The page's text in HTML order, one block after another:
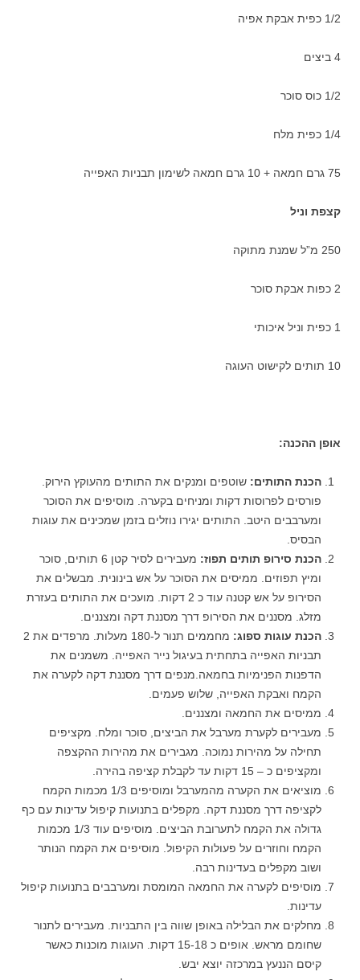
1/2 כפית אבקת אפיה
4 ביצים
1/2 כוס סוכר
1/4 כפית מלח
75 גרם חמאה + 10 גרם חמאה לשימון תבניות האפייה
קצפת וניל
250 מ”ל שמנת מתוקה
2 כפות אבקת סוכר
1 כפית וניל איכותי
10 תותים לקישוט העוגה
אופן ההכנה:
הכנת התותים: שוטפים ומנקים את התותים מהעוקץ הירוק.
פורסים לפרוסות דקות ומניחים בקערה. מוסיפים את הסוכר
ומערבבים היטב. התותים יגירו נוזלים בזמן שמכינים את עוגות
הבסיס.
הכנת סירופ תותים תפוז:
מעבירים לסיר קטן 6 תותים, סוכר
ומיץ תפוזים. ממיסים את הסוכר על אש בינונית. מבשלים את
הסירופ על אש קטנה עוד כ 2 דקות. מועכים את התותים בעזרת
מזלג. מסננים את הסירופ דרך מסננת דקה ומצננים.
הכנת עוגות ספוג:
מחממים תנור ל-180 מעלות. מרפדים את 2
תבניות האפייה בתחתית בעיגול נייר האפייה. משמנים את
הדפנות הפנימיות בחמאה.מנפים דרך מסננת דקה לקערה את
הקמח ואבקת האפייה, שלוש פעמים.
ממיסים את החמאה ומצננים.
מעבירים לקערת מערבל את הביצים, סוכר ומלח. מקציפים
תחילה על מהירות נמוכה. מגבירים את מהירות ההקצפה
ומקציפים כ – 15 דקות עד לקבלת קציפה בהירה.
מוציאים את הקערה מהמערבל ומוסיפים 1/3 מכמות הקמח
לקציפה דרך מסננת דקה. מקפלים בתנועות קיפול עדינות עם כף
גדולה את הקמח לתערובת הביצים. מוסיפים עוד 1/3 מכמות
הקמח וחוזרים על פעולות הקיפול. מוסיפים את הקמח הנותר
ושוב מקפלים בעדינות רבה.
מוסיפים לקערה את החמאה המומסת ומערבבים בתנועות קיפול
עדינות.
מחלקים את הבלילה באופן שווה בין התבניות. מעבירים לתנור
שחומם מראש. אופים כ 15-18 דקות. העוגות מוכנות כאשר
קיסם הננעץ במרכזה יוצא יבש.